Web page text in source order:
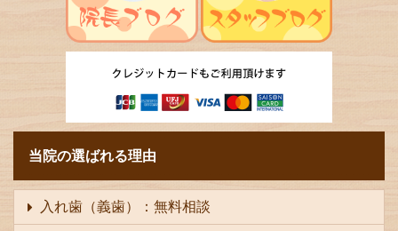
当院の選ばれる理由
入れ歯（義歯）：無料相談